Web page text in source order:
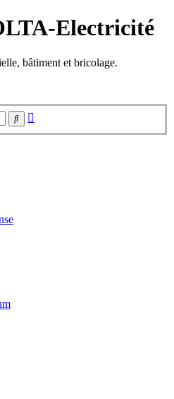
Electricité
bâtiment et bricolage.
Rechercher